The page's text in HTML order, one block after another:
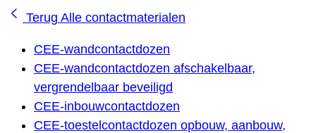
Terug Alle contactmaterialen
CEE-wandcontactdozen
CEE-wandcontactdozen afschakelbaar,
vergrendelbaar beveiligd
CEE-inbouwcontactdozen
CEE-toestelcontactdozen opbouw, aanbouw,